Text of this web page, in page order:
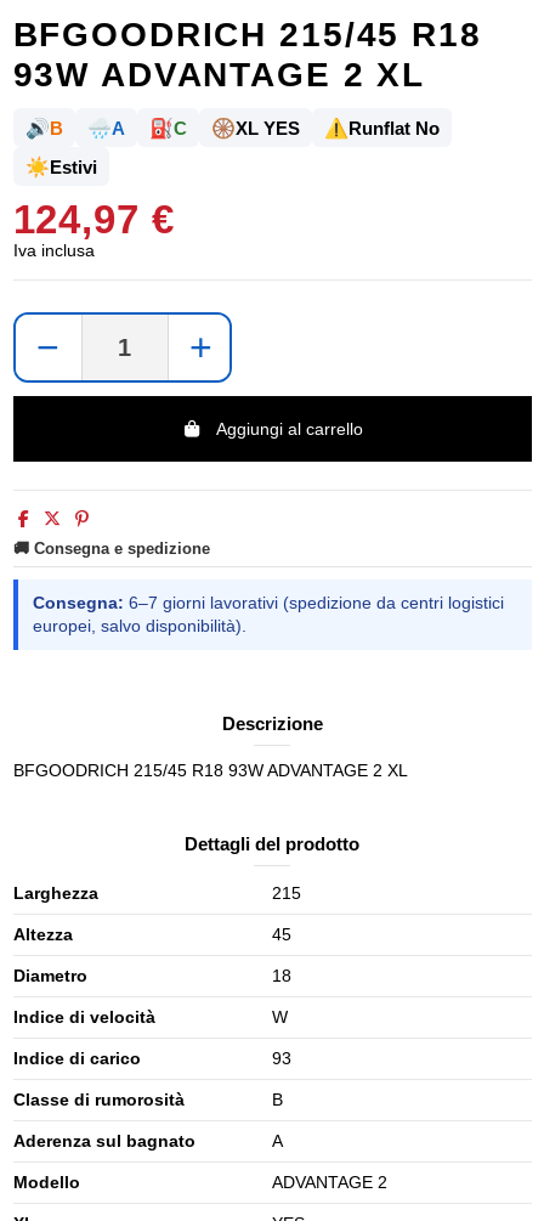
BFGOODRICH 215/45 R18
93W ADVANTAGE 2 XL
🔊B 🌧️A ⛽C 🛞XL YES ⚠️Runflat No
☀️Estivi
124,97 €
Iva inclusa
− +
Aggiungi al carrello
🚚 Consegna e spedizione
Consegna: 6–7 giorni lavorativi (spedizione da centri logistici
europei, salvo disponibilità).
Descrizione
BFGOODRICH 215/45 R18 93W ADVANTAGE 2 XL
Dettagli del prodotto
Larghezza 215
Altezza 45
Diametro 18
Indice di velocità W
Indice di carico 93
Classe di rumorosità B
Aderenza sul bagnato A
Modello ADVANTAGE 2